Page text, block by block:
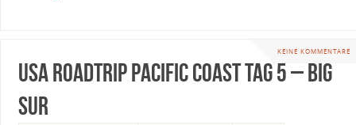
KEINE KOMMENTARE
USA Roadtrip Pacific Coast Tag 5 – Big
Sur